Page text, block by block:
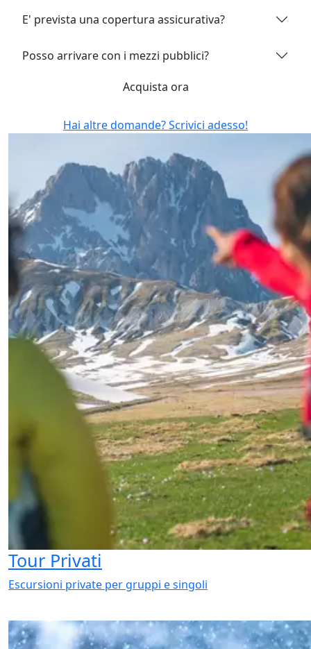
E' prevista una copertura assicurativa?
Posso arrivare con i mezzi pubblici?
Acquista ora
Hai altre domande? Scrivici adesso!
Tour Privati
Escursioni private per gruppi e singoli